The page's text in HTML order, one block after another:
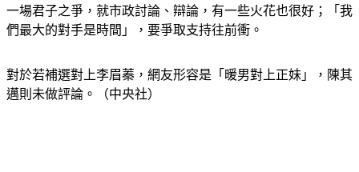
一場君子之爭，就市政討論、辯論，有一些火花也很好；「我
們最大的對手是時間」，要爭取支持往前衝。
對於若補選對上李眉蓁，網友形容是「暖男對上正妹」，陳其
邁則未做評論。（中央社）